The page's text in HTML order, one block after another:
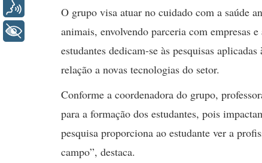
O grupo visa atuar no cuidado com a saúde
animais, envolvendo parceria com empresas
estudantes dedicam-se às pesquisas
relação a novas tecnologias do setor.
Conforme a coordenadora do grupo,
para a formação dos estudantes, pois
pesquisa proporciona ao estudante ver a
campo”, destaca.
+ Acessibilidade